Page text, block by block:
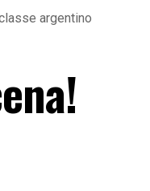
argentino